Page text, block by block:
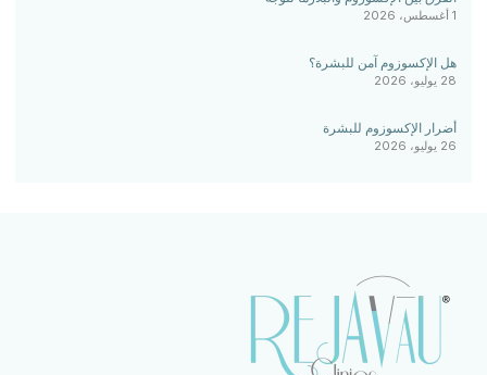
1 أغسطس، 2026
هل الإكسوزوم آمن للبشرة؟
28 يوليو، 2026
أضرار الإكسوزوم للبشرة
26 يوليو، 2026